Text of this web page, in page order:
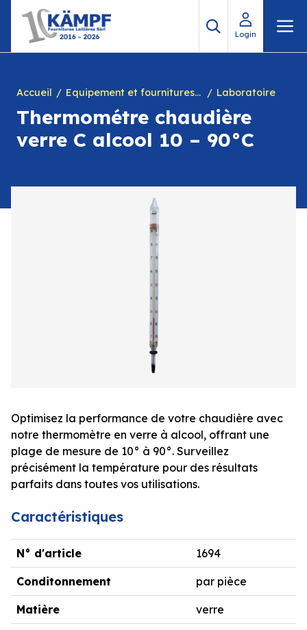
contenu
Login
Accueil Equipement et fournitures pour fromagerie Laboratoire
Thermométre chaudière
verre C alcool 10 – 90°C
Optimisez la performance de votre chaudière avec
notre thermomètre en verre à alcool, offrant une
plage de mesure de 10° à 90°. Surveillez
précisément la température pour des résultats
parfaits dans toutes vos utilisations.
Caractéristiques
N° d'article 1694
Conditonnement par pièce
Matière verre